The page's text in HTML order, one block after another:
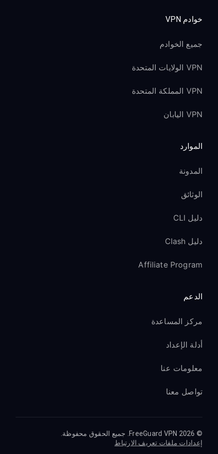
خوادم VPN
جميع الخوادم
VPN الولايات المتحدة
VPN المملكة المتحدة
VPN اليابان
الموارد
المدونة
الوثائق
دليل CLI
دليل Clash
Affiliate Program
الدعم
مركز المساعدة
أدلة الإعداد
معلومات عنا
تواصل معنا
© 2026 FreeGuard VPN. جميع الحقوق محفوظة.
إعدادات ملفات تعريف الارتباط